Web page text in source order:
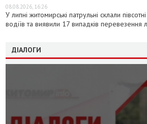
08.08.2026, 16:26
У липні житомирські патрульні склали
водіїв та виявили 17 випадків перевезення
ДІАЛОГИ